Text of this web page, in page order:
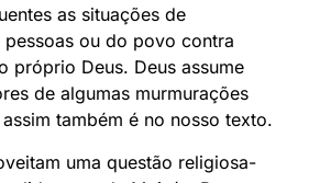
as situações de
pessoas ou do povo contra
próprio Deus. Deus assume
de algumas murmurações
também é no nosso texto.
uma questão religiosa-